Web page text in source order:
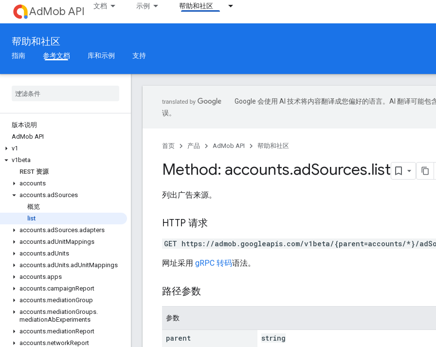
AdMob API 文档 示例 帮助和社区
帮助和社区
指南 参考文档 库和示例 支持
版本说明
AdMob API
v1
v1beta
REST 资源
accounts
accounts.adSources
概览
list
accounts.adSources.adapters
accounts.adUnitMappings
accounts.adUnits
accounts.adUnits.adUnitMappings
accounts.apps
accounts.campaignReport
accounts.mediationGroup
accounts.mediationGroups.
mediationAbExperiments
accounts.mediationReport
accounts.networkReport
Google 会使用 AI 技术将内容翻译成您偏好的语言。AI 翻译可能包
误。
首页 产品 AdMob API 帮助和社区
Method: accounts.adSources.list
列出广告来源。
HTTP 请求
GET https://admob.googleapis.com/v1beta/{parent=accounts/*}/
网址采用 gRPC 转码语法。
路径参数
参数
parent string